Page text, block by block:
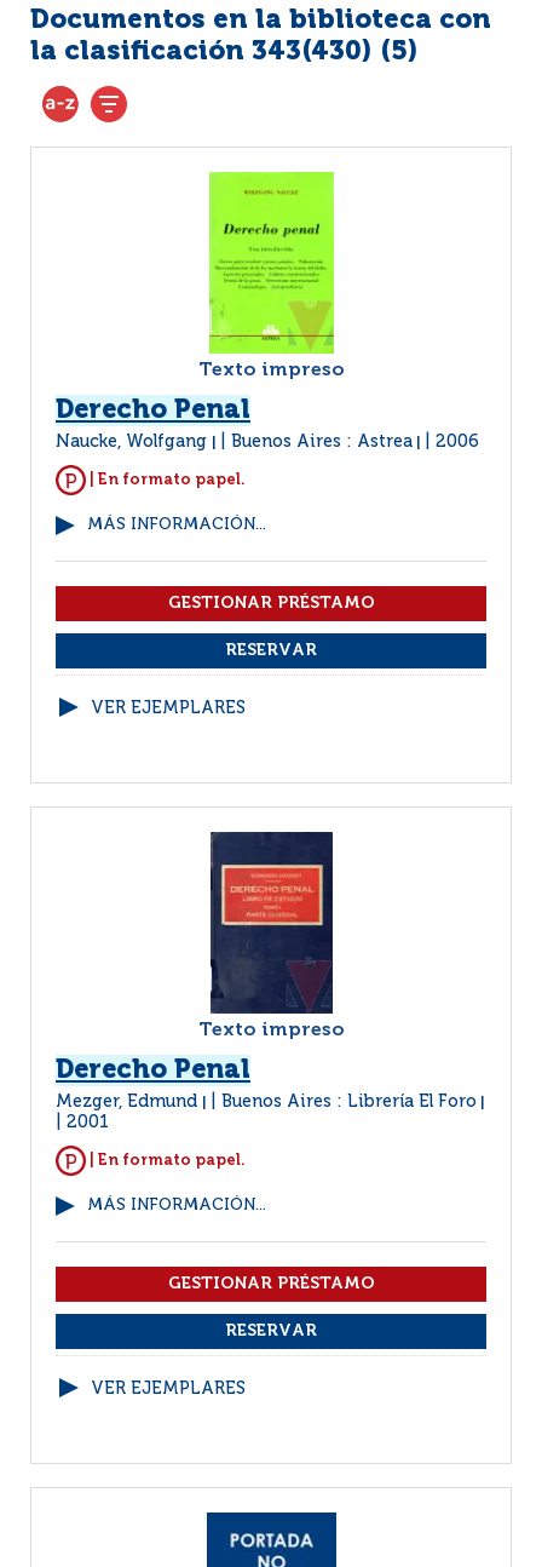
Documentos en la biblioteca con
la clasificación 343(430) (5)
Texto impreso
Derecho Penal
Naucke, Wolfgang Buenos Aires : Astrea 2006
| En formato papel.
MÁS INFORMACIÓN...
VER EJEMPLARES
Texto impreso
Derecho Penal
Mezger, Edmund Buenos Aires : Librería El Foro
2001
| En formato papel.
MÁS INFORMACIÓN...
VER EJEMPLARES